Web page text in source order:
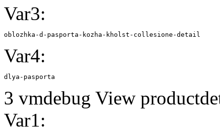
Var3:
oblozhka-d-pasporta-kozha-kholst-collesione-detail
Var4:
dlya-pasporta
3 vmdebug View
Var1: